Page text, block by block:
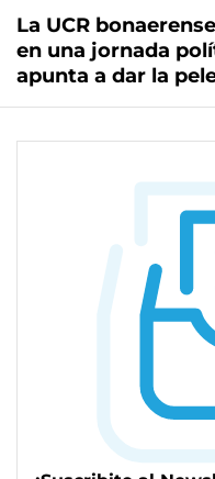
La UCR
en una jornada
apunta a dar la